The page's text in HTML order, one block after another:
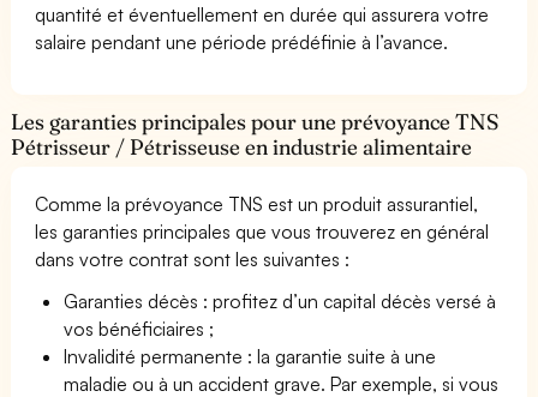
quantité et éventuellement en durée qui assurera votre
salaire pendant une période prédéfinie à l’avance.
Les garanties principales pour une prévoyance TNS
Pétrisseur / Pétrisseuse en industrie alimentaire
Comme la prévoyance TNS est un produit assurantiel,
les garanties principales que vous trouverez en général
dans votre contrat sont les suivantes :
Garanties décès : profitez d’un capital décès versé à
vos bénéficiaires ;
Invalidité permanente : la garantie suite à une
maladie ou à un accident grave. Par exemple, si vous